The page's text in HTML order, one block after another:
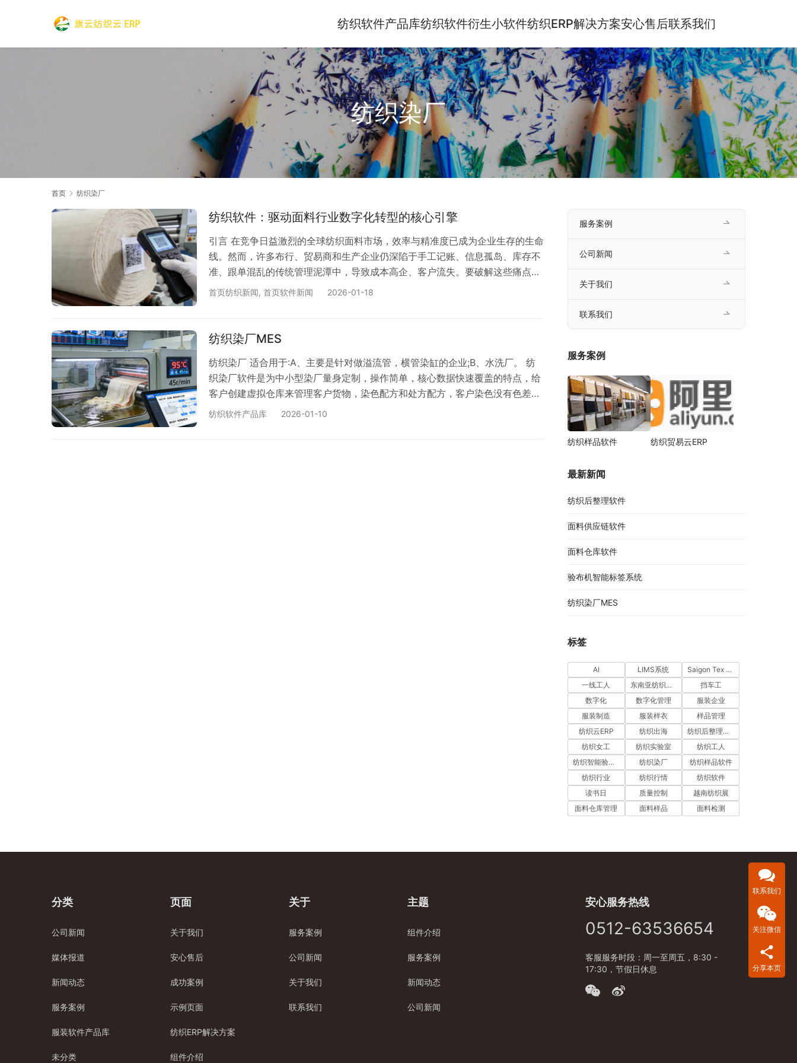
纺织软件产品库纺织软件衍生小软件纺织ERP解决方案安心售后联系我们
纺织染厂
首页 纺织染厂
纺织软件：驱动面料行业数字化转型的核心引擎
引言 在竞争日益激烈的全球纺织面料市场，效率与精准度已成为企业生存的生命
线。然而，许多布行、贸易商和生产企业仍深陷于手工记账、信息孤岛、库存不
准、跟单混乱的传统管理泥潭中，导致成本高企、客户流失。要破解这些痛点，
专业的纺织软件已成为不可或缺的数字化解决方案。本文将深入剖析现代纺织软
了？ 纺织行业产业链长、环节多、变化快，传统依赖Excel和人工的方式已显
首页纺织新闻, 首页软件新闻 2026-01-18
纺织染厂MES
纺织染厂 适合用于:A、主要是针对做溢流管，横管染缸的企业;B、水洗厂。 纺
织染厂软件是为中小型染厂量身定制，操作简单，核心数据快速覆盖的特点，给
客户创建虚拟仓库来管理客户货物，染色配方和处方配方，客户染色没有色差，
无缝连接打卷机，PDA 扫码出库。具备以下核心功能:
纺织软件产品库 2026-01-10
服务案例
公司新闻
关于我们
联系我们
服务案例
纺织样品软件 纺织贸易云ERP
最新新闻
纺织后整理软件
面料供应链软件
面料仓库软件
验布机智能标签系统
纺织染厂MES
标签
AI LIMS系统
Saigon Tex 2026
一线工人
东南亚纺织市场
挡车工
数字化
数字化管理
服装企业
服装制造
服装样衣
样品管理
纺织云ERP
纺织出海
纺织后整理软件
纺织女工
纺织实验室
纺织工人
纺织智能验布机系统
纺织染厂
纺织样品软件
纺织行业
纺织行情
纺织软件
读书日
质量控制
越南纺织展
面料仓库管理
面料样品 面料检测
分类
公司新闻
媒体报道
新闻动态
服务案例
服装软件产品库
未分类
页面
关于我们
安心售后
成功案例
示例页面
纺织ERP解决方案
组件介绍
关于
服务案例
公司新闻
关于我们
联系我们
主题
组件介绍
服务案例
新闻动态
公司新闻
安心服务热线
0512-63536654
客服服务时段：周一至周五，8:30 -
17:30，节假日休息
联系我们
关注微信
分享本页